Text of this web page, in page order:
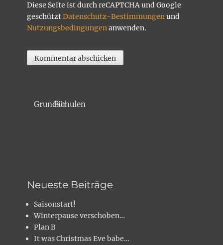
Diese Seite ist durch reCAPTCHA und Google
geschütztDatenschutz-Bestimmungenund
Nutzungsbedingungenanwenden.
Für Grundschulen
Neueste Beiträge
Saisonstart!
Winterpause verschoben…
Plan B
It was Christmas Eve babe…